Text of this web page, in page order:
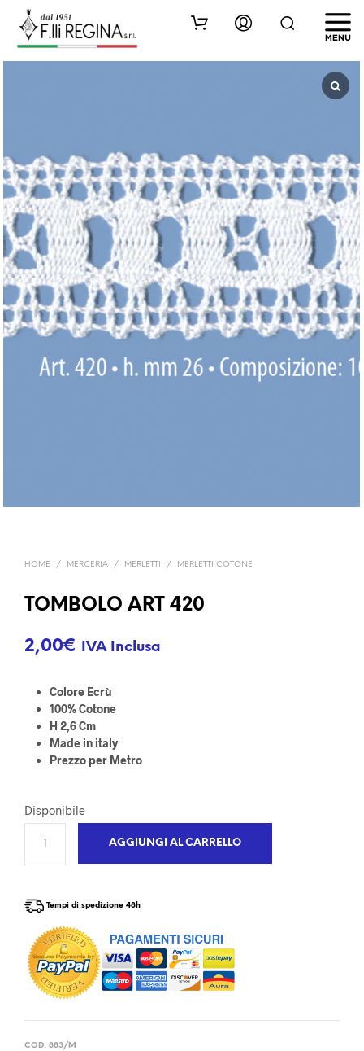
HOME / MERCERIA / MERLETTI / MERLETTI COTONE
TOMBOLO ART 420
2,00€ IVA Inclusa
Colore Ecrù
100% Cotone
H 2,6 Cm
Made in italy
Prezzo per Metro
Disponibile
AGGIUNGI AL CARRELLO
Tempi di spedizione 48h
COD: 883/M